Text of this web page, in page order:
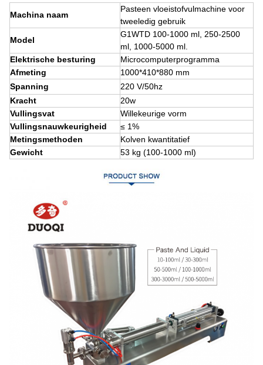
Machina naam
Pasteen vloeistofvulmachine voor
tweeledig gebruik
Model
G1WTD 100-1000 ml, 250-2500
ml, 1000-5000 ml.
Elektrische besturing
Microcomputerprogramma
Afmeting
1000*410*880 mm
Spanning
220 V/50hz
Kracht
20w
Vullingsvat
Willekeurige vorm
Vullingsnauwkeurigheid
≤ 1%
Metingsmethoden
Kolven kwantitatief
Gewicht
53 kg (100-1000 ml)